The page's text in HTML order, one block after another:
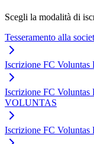
Scegli la modalità di
Tesseramento alla
Iscrizione FC Voluntas
Iscrizione FC Voluntas
VOLUNTAS
Iscrizione FC Voluntas